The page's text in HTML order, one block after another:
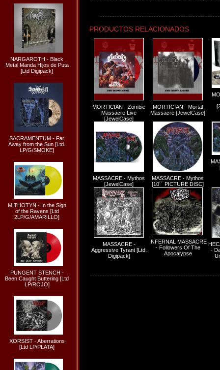
NARGAROTH - Black
Metal Manda Hijos de Puta
[Ltd Digipack]
SACRAMENTUM - Far
Away from the Sun [Ltd.
LP/G/SMOKE]
MITHOTYN - In the Sign
of the Ravens [Ltd
2LP/G/AMARILLO]
PUNGENT STENCH -
Been Caught Buttering [Ltd
LP/ROJO]
XORSIST - Aberrations
[Ltd LP/PLATA]
PRODUCTOS RELACIONADOS
MORTICIAN - Zombie
Massacre Live
[JewelCase]
MORTICIAN - Mortal
Massacre [JewelCase]
MASSACRE - Mythos
[JewelCase]
MASSACRE - Mythos
[10´´ PICTURE DISC]
MASSACRE -
Aggressive Tyrant [Ltd.
Digipack]
INFERNAL MASSACRE
- Followers Of The
Apocalypse
-